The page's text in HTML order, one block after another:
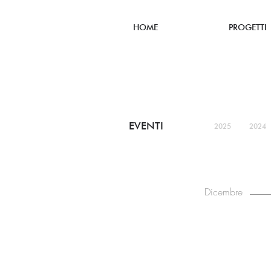
HOME PROGETTI
EVENTI 2025 2024
Dicembre